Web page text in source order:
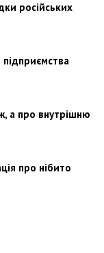
російських
а про внутрішню
про нібито